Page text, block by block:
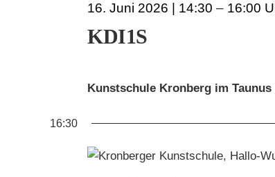
JUNIKDI1S
16. Juni 2026 | 14:30 – 16:00
Kunstschule Kronberg im Taunus
16:30